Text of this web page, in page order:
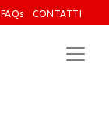
FAQs CONTATTI